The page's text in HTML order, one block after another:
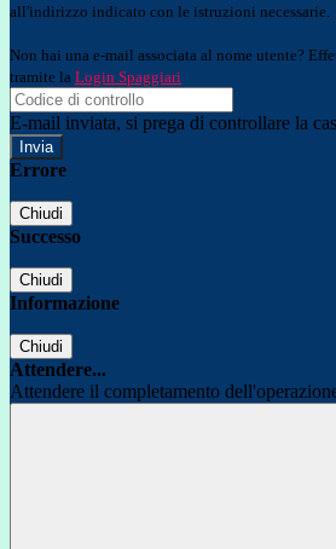
all'indirizzo indicato con le istruzioni necessarie.
Non hai una e-mail associata al nome utente?
tramite la Login Spaggiari
E-mail inviata, si prega di controllare la
Errore
Chiudi
Successo
Chiudi
Informazione
Chiudi
Attendere...
Attendere il completamento